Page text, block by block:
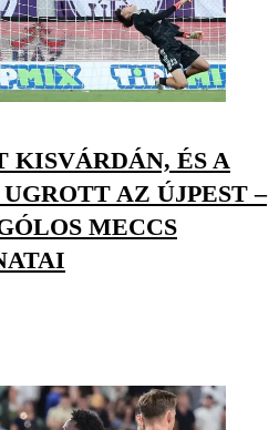
KISVÁRDÁN, ÉS A
AZ ÚJPEST –
MECCS